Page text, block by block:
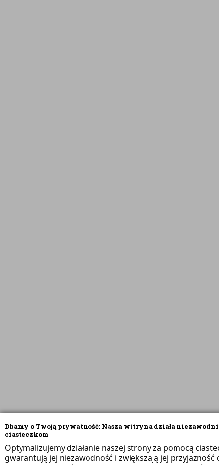
Dbamy o Twoją prywatność: Nasza witryna działa
ciasteczkom
Optymalizujemy działanie naszej strony za pomocą
gwarantują jej niezawodność i zwiększają jej przyjazność